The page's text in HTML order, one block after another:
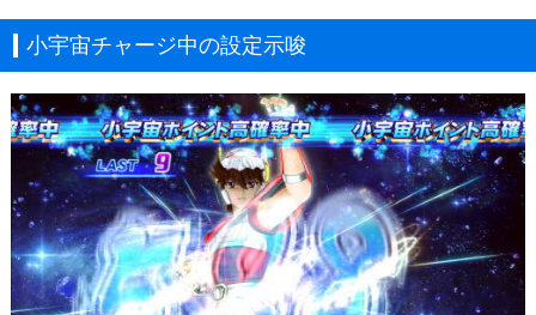
小宇宙チャージ中の設定示唆